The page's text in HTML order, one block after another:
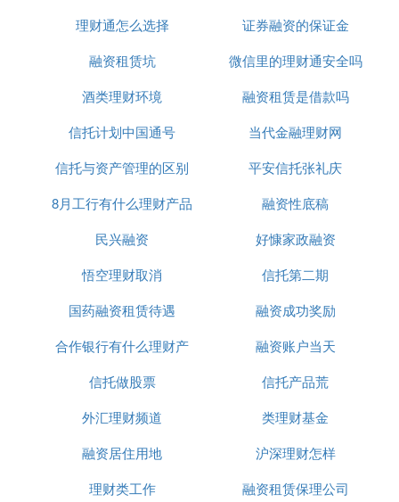
4、第四次清理整顿是1993年，国务院为治理金融系
越权批设的信托投资公司；1995年，人民银行总行对
全国非银行金融机构进行了重新审核登记，并要求国
5、第五次清理整顿是1999年，为防范和化解金融风
险，人民银行总行决定对现有的239家信托投资公司
进行全面的整顿撤并，按照“信托为本，分业管理，
规模经营，严格监督”的原则，重新规范信托投资业
时制定出严格的信托投资公司设立条件。
B. 信托真的不好吗
的新任信托公司总经理，他之前没做过信托，但踌躇
满志。我问“你觉得信托是什么？”他转过身去，拿起
段：“信托，是指委托人基于对受托人的信任，将其
财产权委托给受托人，由受托人按委托人的意愿以自
己的名义，为受益人的利益或者特定目的，进行管理
或者处分的行为。” 他的回答无可挑剔，是最标准
理财通怎么选择
证券融资的保证金
融资租赁坑
微信里的理财通安全吗
酒类理财环境
融资租赁是借款吗
信托计划中国通号
当代金融理财网
信托与资产管理的区别
平安信托张礼庆
8月工行有什么理财产品
融资性底稿
民兴融资
好慷家政融资
悟空理财取消
信托第二期
国药融资租赁待遇
融资成功奖励
合作银行有什么理财产
品
融资账户当天
信托做股票
信托产品荒
外汇理财频道
类理财基金
融资居住用地
沪深理财怎样
理财类工作
融资租赁保理公司